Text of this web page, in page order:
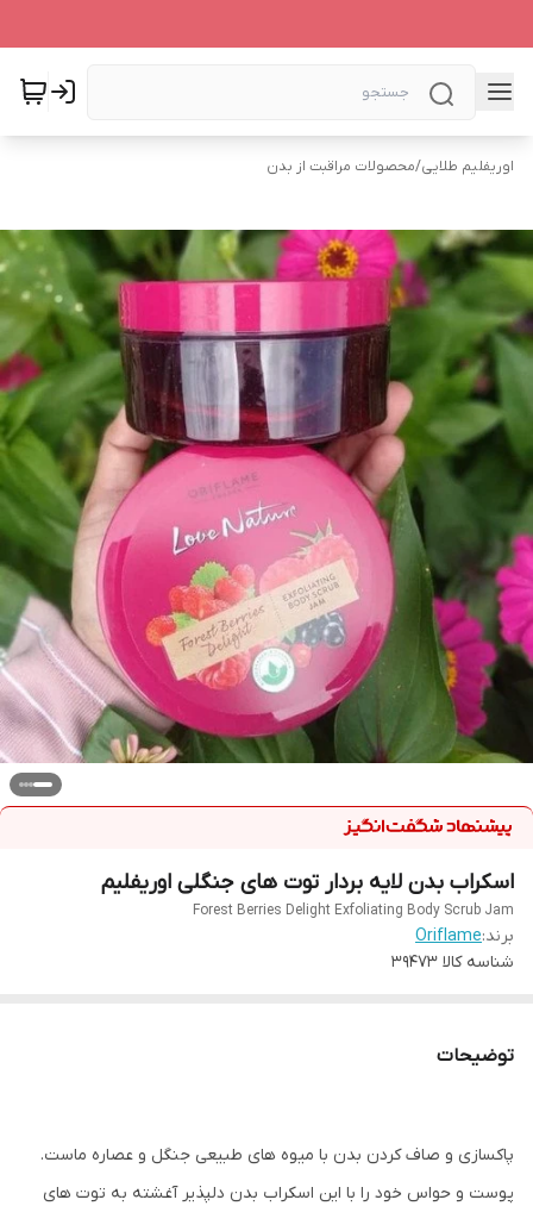
اوریفلیم طلایی/محصولات مراقبت از بدن
اسکراب بدن لایه بردار توت های جنگلی اوریفلیم
Forest Berries Delight Exfoliating Body Scrub Jam
برند:Oriflame
شناسه کالا 39473
توضیحات
پاکسازی و صاف کردن بدن با میوه های طبیعی جنگل و عصاره ماست.
پوست و حواس خود را با این اسکراب بدن دلپذیر آغشته به توت های